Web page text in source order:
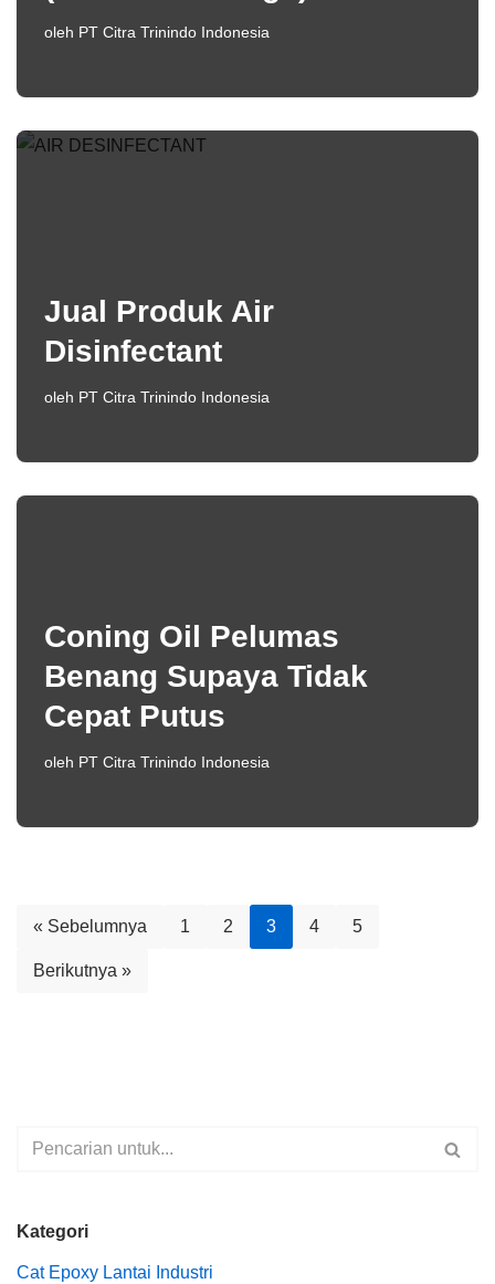
oleh PT Citra Trinindo Indonesia
Jual Produk Air
Disinfectant
oleh PT Citra Trinindo Indonesia
Coning Oil Pelumas
Benang Supaya Tidak
Cepat Putus
oleh PT Citra Trinindo Indonesia
« Sebelumnya 1 2 3 4 5
Berikutnya »
Kategori
Cat Epoxy Lantai Industri